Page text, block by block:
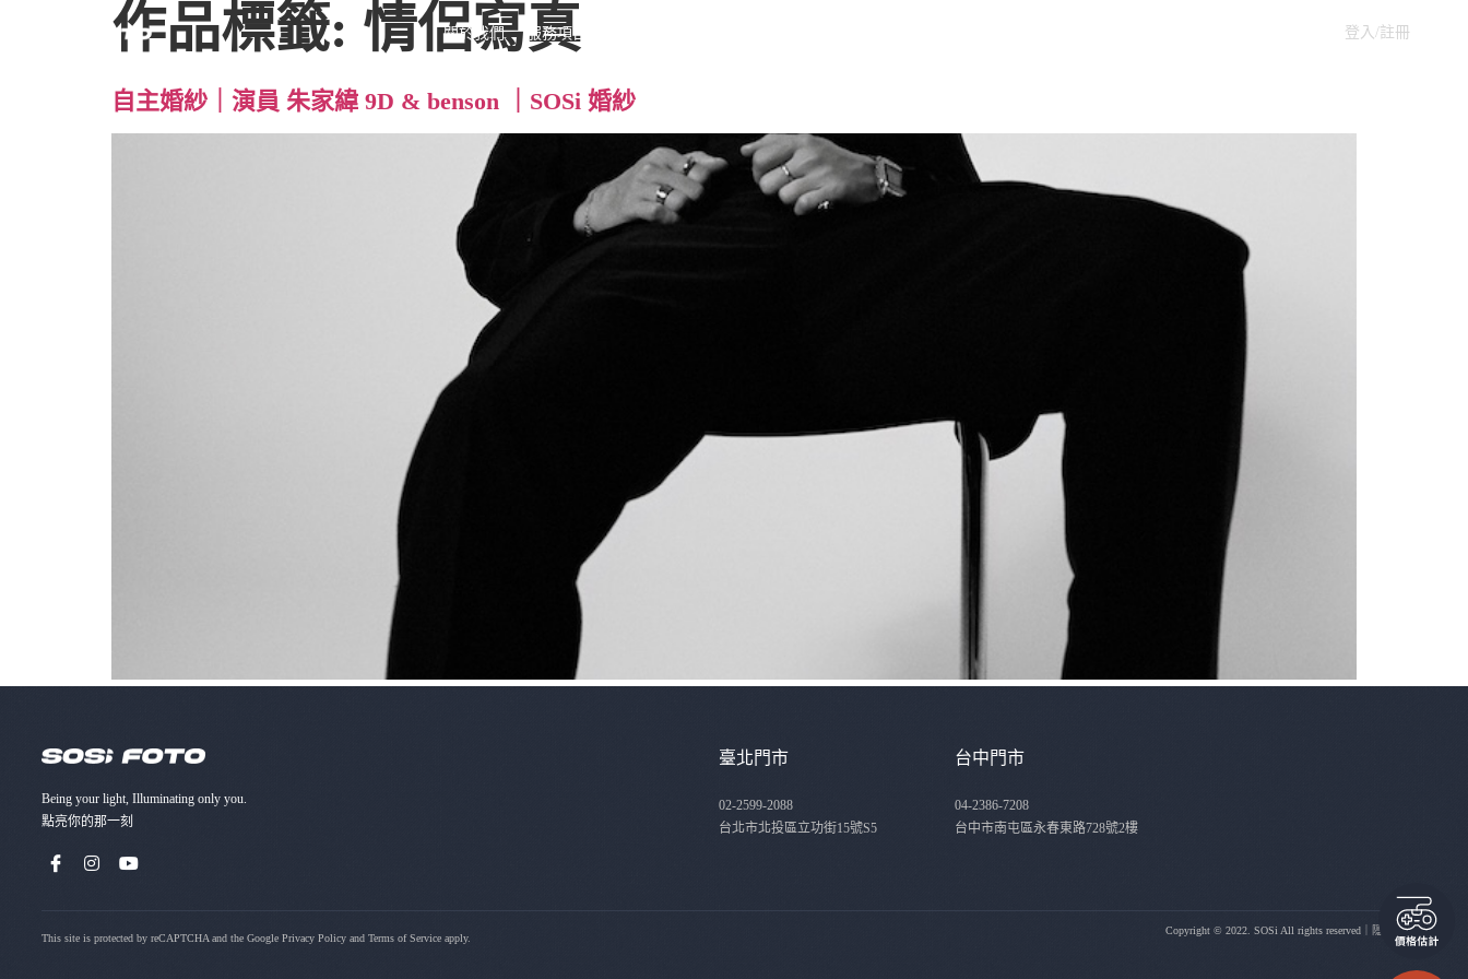
關於我們 服務項目 登入/註冊
作品標籤: 情侶寫真
自主婚紗｜演員 朱家緯 9D & benson ｜SOSi 婚紗
Being your light, Illuminating only you.
點亮你的那⼀刻
臺北門市
02-2599-2088
台北市北投區立功街15號S5
台中門市
04-2386-7208
台中市南屯區永春東路728號2樓
This site is protected by reCAPTCHA and the Google Privacy Policy and Terms of Service apply.
Copyright © 2022. SOSi All rights reserved｜ 隱私權政策